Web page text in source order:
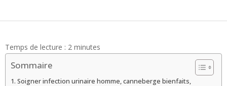
Temps de lecture : 2 minutes
Sommaire
Soigner infection urinaire homme, canneberge bienfaits,